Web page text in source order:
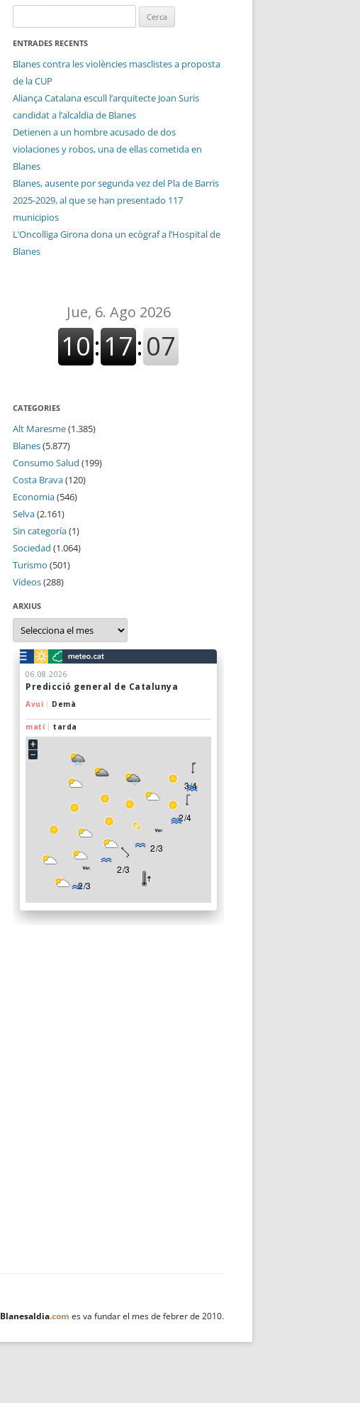
ENTRADES RECENTS
Blanes contra les violències masclistes a proposta
de la CUP
Aliança Catalana escull l’arquitecte Joan Suris
candidat a l’alcaldia de Blanes
Detienen a un hombre acusado de dos
violaciones y robos, una de ellas cometida en
Blanes
Blanes, ausente por segunda vez del Pla de Barris
2025-2029, al que se han presentado 117
municipios
L’Oncolliga Girona dona un ecògraf a l’Hospital de
Blanes
CATEGORIES
Alt Maresme(1.385)
Blanes(5.877)
Consumo Salud (199)
Costa Brava(120)
Economia(546)
Selva(2.161)
Sin categoría(1)
Sociedad (1.064)
Turismo (501)
Vídeos(288)
ARXIUS
Arxius
Blanesaldia.com es va fundar el mes de febrer de 2010.